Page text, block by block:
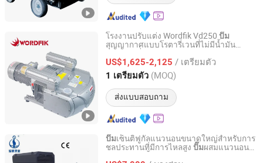
โรงงานปรับแต่ง Wordfik Vd250 ปั๊ม
สุญญากาศแบบโรตารี่เวนที่ไม่มีน้ำมัน
US$1,625-2,125 / เตรียมตัว
1 เตรียมตัว (MOQ)
ส่งแบบสอบถาม
Guangdong Wordfik Vacuum Technology Co., Ltd.
Guangdong, China อัตราจาก 2025
ปั๊มเซ็นติฟูกัลแนวนอนขนาดใหญ่สำหรับการ
ชลประทานที่มีการไหลสูง ปั๊มผสมแนวนอนที่
Jiangsu Haishi Pumps Manufacturing Co., Ltd.